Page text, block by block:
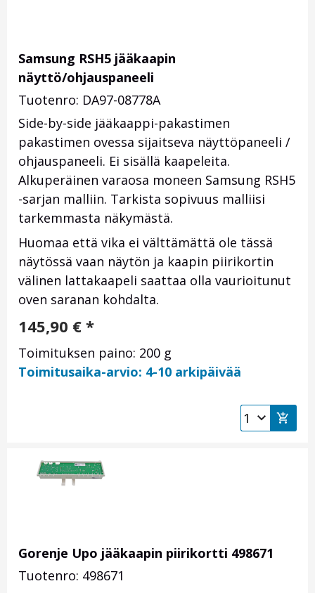
Samsung RSH5 jääkaapin
näyttö/ohjauspaneeli
Tuotenro: DA97-08778A
Side-by-side jääkaappi-pakastimen
pakastimen ovessa sijaitseva näyttöpaneeli /
ohjauspaneeli. Ei sisällä kaapeleita.
Alkuperäinen varaosa moneen Samsung RSH5
-sarjan malliin. Tarkista sopivuus malliisi
tarkemmasta näkymästä.
Huomaa että vika ei välttämättä ole tässä
näytössä vaan näytön ja kaapin piirikortin
välinen lattakaapeli saattaa olla vaurioitunut
oven saranan kohdalta.
145,90 € *
Toimituksen paino: 200 g
Toimitusaika-arvio: 4-10 arkipäivää
Gorenje Upo jääkaapin piirikortti 498671
Tuotenro: 498671